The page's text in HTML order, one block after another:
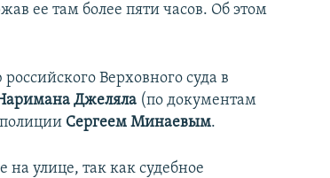
ее там более пяти часов. Об этом
Верховного суда в
Джеляла (по документам
Сергеем Минаевым.
улице, так как судебное